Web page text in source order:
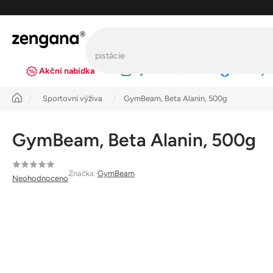
obsah
Akční nabídka
Úvod Sportovní výživa GymBeam, Beta Alanin, 500g
GymBeam, Beta Alanin, 500g
Průměrné
hodnocení
Neohodnoceno
Značka: GymBeam